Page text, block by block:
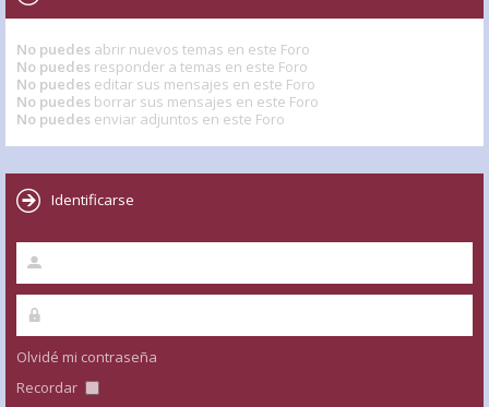
No puedes abrir nuevos temas en este Foro
No puedes responder a temas en este Foro
No puedes editar sus mensajes en este Foro
No puedes borrar sus mensajes en este Foro
No puedes enviar adjuntos en este Foro
Identificarse
Olvidé mi contraseña
Recordar